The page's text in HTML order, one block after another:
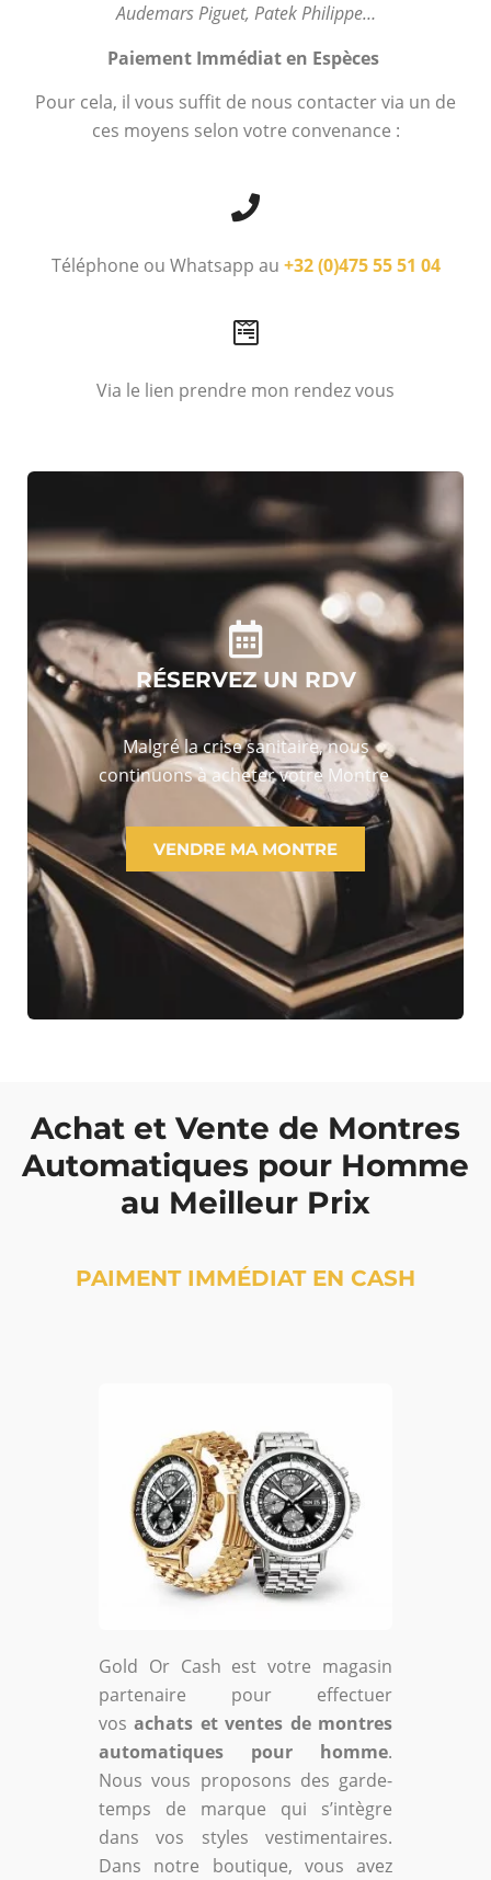
Audemars Piguet, Patek Philippe…
Paiement Immédiat en Espèces
Pour cela, il vous suffit de nous contacter via un de
ces moyens selon votre convenance :
Téléphone ou Whatsapp au +32 (0)475 55 51 04
Via le lien prendre mon rendez vous
RÉSERVEZ UN RDV
Malgré la crise sanitaire, nous
continuons à acheter votre Montre
VENDRE MA MONTRE
Achat et Vente de Montres
Automatiques pour Homme
au Meilleur Prix
PAIMENT IMMÉDIAT EN CASH
Gold Or Cash est votre magasin
partenaire pour effectuer
vosachats et ventes de montres
automatiques pour homme.
Nous vous proposons des garde-
temps de marque qui s’intègre
dans vos styles vestimentaires.
Dans notre boutique, vous avez